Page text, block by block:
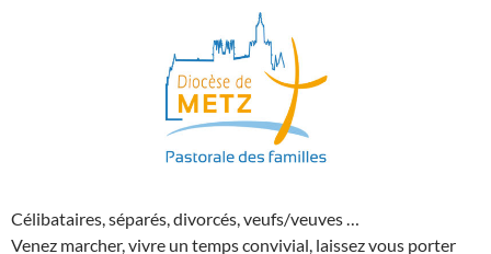
Célibataires, séparés, divorcés, veufs/veuves …
Venez marcher, vivre un temps convivial, laissez vous porter